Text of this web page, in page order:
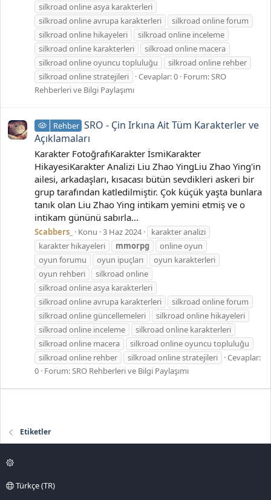
silkroad online asya karakterleri
silkroad online avrupa karakterleri
silkroad online forum
silkroad online hikayeleri
silkroad online inceleme
silkroad online karakterleri
silkroad online macera
silkroad online oyuncu topluluğu
silkroad online rehber
silkroad online stratejileri
Cevaplar: 0 Forum: SRO
Rehberleri ve Bilgi Paylaşımı
Rehber SRO - Çin Irkına Ait Tüm Karakterler ve
Açıklamaları
Karakter FotoğrafıKarakter İsmiKarakter
HikayesiKarakter Analizi Liu Zhao YingLiu Zhao Ying'in
ailesi, arkadaşları, kısacası bütün sevdikleri askeri bir
grup tarafından katledilmiştir. Çok küçük yaşta bunlara
tanık olan Liu Zhao Ying intikam yemini etmiş ve o
intikam gününü sabırla...
Scabbers_ Konu 3 Haz 2024
karakter analizi
karakter hikayeleri
mmorpg
online oyun
oyun forumu
oyun ipuçları
oyun karakterleri
oyun rehberi
silkroad online
silkroad online asya karakterleri
silkroad online avrupa karakterleri
silkroad online forum
silkroad online güncellemeleri
silkroad online hikayeleri
silkroad online inceleme
silkroad online karakterleri
silkroad online macera
silkroad online oyuncu topluluğu
silkroad online rehber
silkroad online stratejileri
Cevaplar:
0 Forum:SRO Rehberleri ve Bilgi Paylaşımı
Etiketler
Türkçe (TR)